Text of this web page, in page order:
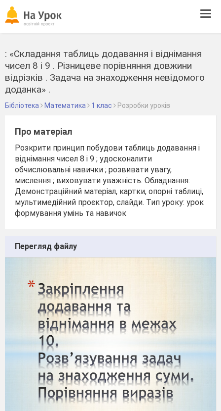
: «Складання таблиць додавання і віднімання
чисел 8 і 9 . Різницеве порівняння довжини
відрізків . Задача на знаходження невідомого
доданка» .
Бібліотека Математика 1 клас Розробки уроків
Про матеріал
Розкрити принцип побудови таблиць додавання і
віднімання чисел 8 і 9 ; удосконалити
обчислювальні навички ; розвивати увагу,
мислення ; виховувати уважність. Обладнання:
Демонстраційний матеріал, картки, опорні таблиці,
мультимедійний проєктор, слайди. Тип уроку: урок
формування умінь та навичок
Перегляд файлу